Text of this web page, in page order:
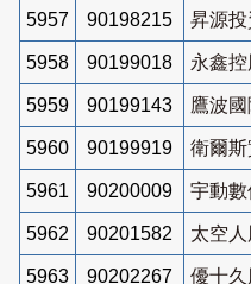
5957 90198215 昇源投
5958 90199018 永鑫
5959 90199143 鷹波
5960 90199919 衛爾斯
5961 90200009 宇動數
5962 90201582 太空人
5963 90202267 優十久